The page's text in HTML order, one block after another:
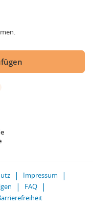
Impressum
FAQ